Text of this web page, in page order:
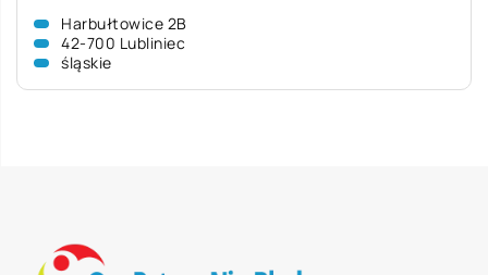
Harbułtowice 2B
42-700 Lubliniec
śląskie